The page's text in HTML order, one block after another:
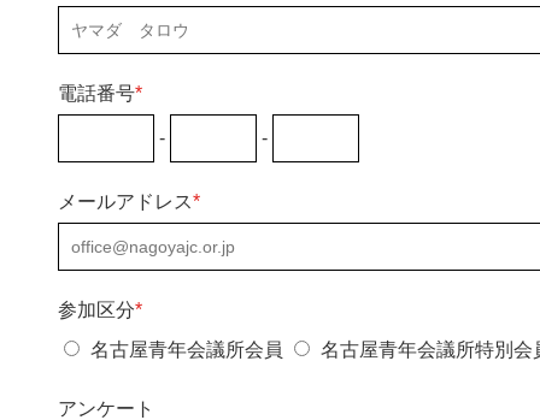
電話番号*
- -
メールアドレス*
参加区分*
名古屋青年会議所会員
名古屋青年会議所特別会
アンケート